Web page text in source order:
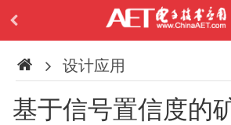
设计应用
基于信号置信度的